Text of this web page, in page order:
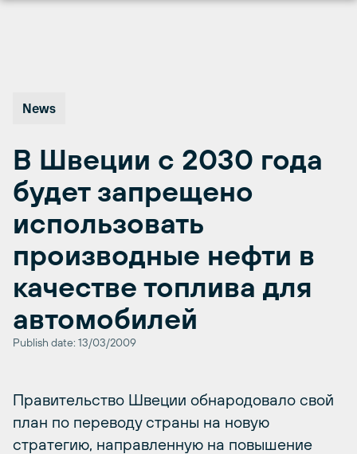
News
В Швеции с 2030 года
будет запрещено
использовать
производные нефти в
качестве топлива для
автомобилей
Publish date: 13/03/2009
Правительство Швеции обнародовало свой
план по переводу страны на новую
стратегию, направленную на повышение